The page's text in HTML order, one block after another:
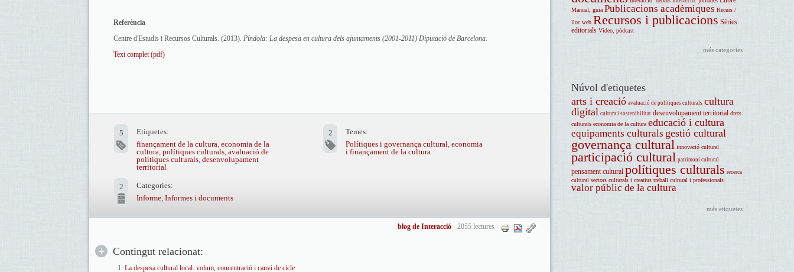
Referència
Centre d'Estudis i Recursos Culturals. (2013). Píndola: La despesa en cultura dels ajuntaments (2001-2011) Diputació de Barcelona.
Text complet (pdf)
5
Etiquetes:
finançament de la cultura, economia de la
cultura, polítiques culturals, avaluació de
polítiques culturals, desenvolupament
territorial
2
Temes:
Polítiques i governança cultural, economia
i finançament de la cultura
2
Categories:
Informe, Informes i documents
blog de Interacció 2055 lectures
Contingut relacionat:
La despesa cultural local: volum, concentració i canvi de cicle
Manual, guia Publicacions acadèmiques Recurs /
lloc web Recursos i publicacions Sèries
editorials Vídeo, pòdcast
més categories
Núvol d'etiquetes
arts i creació avaluació de polítiques culturals cultura
digital cultura i sostenibilitat desenvolupament territorial drets
culturals economia de la cultura educació i cultura
equipaments culturals gestió cultural
governança cultural innovació cultural
participació cultural patrimoni cultural
pensament cultural polítiques culturals recerca
cultural sectors culturals i creatius treball cultural i professionals
valor públic de la cultura
més etiquetes